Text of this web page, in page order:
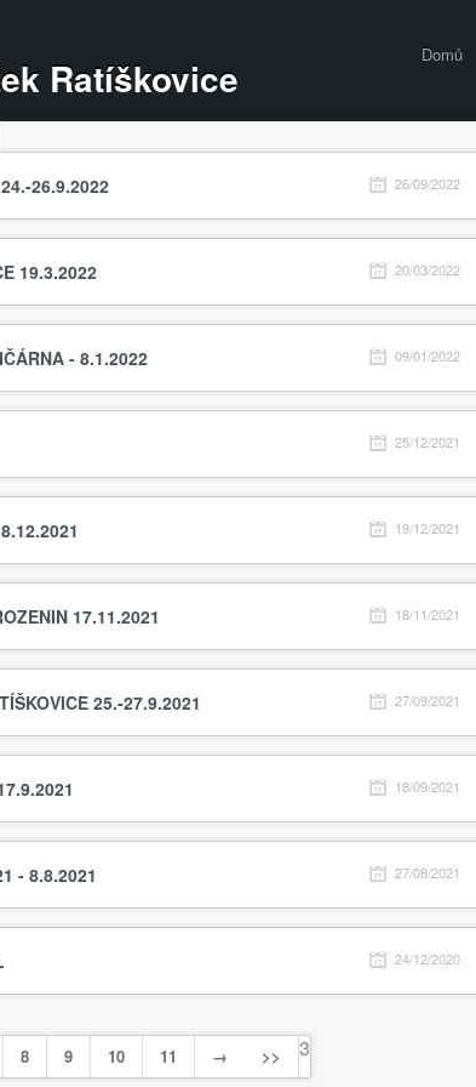
Ratíškovice Domů
26.9.2022 26/09/2022
19.3.2022 20/03/2022
- 8.1.2022 09/01/2022
25/12/2021
19/12/2021
17.11.2021 18/11/2021
25.-27.9.2021 27/09/2021
18/09/2021
- 8.8.2021 27/08/2021
24/12/2020
3
8 9 10 11 → >>